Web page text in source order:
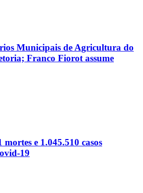
Municipais de Agricultura do
Franco Fiorot assume
mortes e 1.045.510 casos
19